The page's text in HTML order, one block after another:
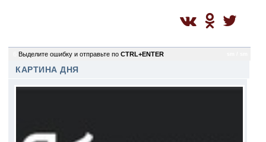
Выделите ошибку и отправьте по CTRL+ENTER
КАРТИНА ДНЯ